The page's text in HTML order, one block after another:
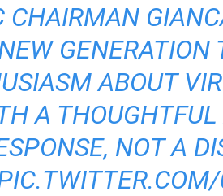
CHAIRMAN
GENERATION
ABOUT
A
NOT A